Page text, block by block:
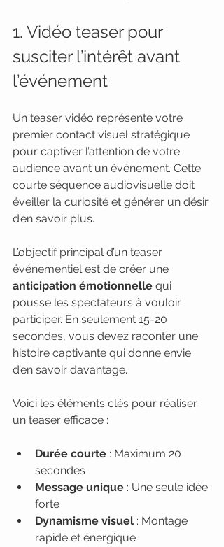
1. Vidéo teaser pour
susciter l’intérêt avant
l’événement
Un teaser vidéo représente votre
premier contact visuel stratégique
pour captiver l’attention de votre
audience avant un événement. Cette
courte séquence audiovisuelle doit
éveiller la curiosité et générer un désir
d’en savoir plus.
L’objectif principal d’un teaser
événementiel est de créer une
anticipation émotionnelle qui
pousse les spectateurs à vouloir
participer. En seulement 15-20
secondes, vous devez raconter une
histoire captivante qui donne envie
d’en savoir davantage.
Voici les éléments clés pour réaliser
un teaser efficace :
Durée courte : Maximum 20
secondes
Message unique : Une seule idée
forte
Dynamisme visuel : Montage
rapide et énergique